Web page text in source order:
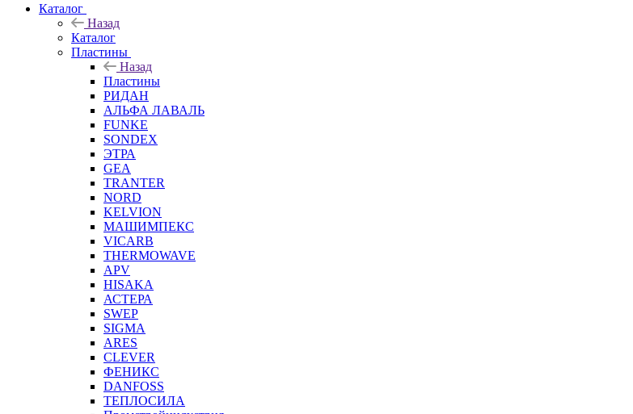
Каталог
Назад
Каталог
Пластины
Назад
Пластины
РИДАН
АЛЬФА ЛАВАЛЬ
FUNKE
SONDEX
ЭТРА
GEA
TRANTER
NORD
KELVION
МАШИМПЕКС
VICARB
THERMOWAVE
APV
HISAKA
АСТЕРА
SWEP
SIGMA
ARES
CLEVER
ФЕНИКС
DANFOSS
ТЕПЛОСИЛА